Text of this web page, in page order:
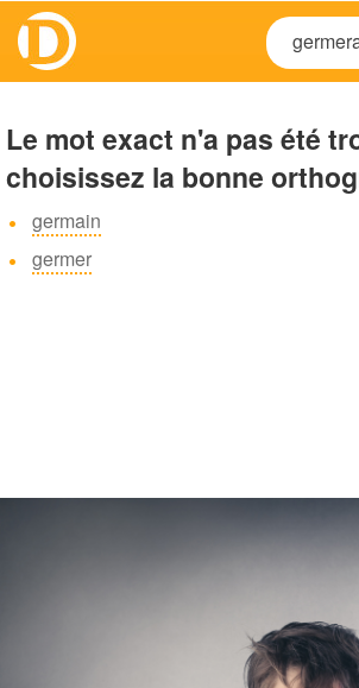
Le mot exact n'a pas été
choisissez la bonne
germain
germer